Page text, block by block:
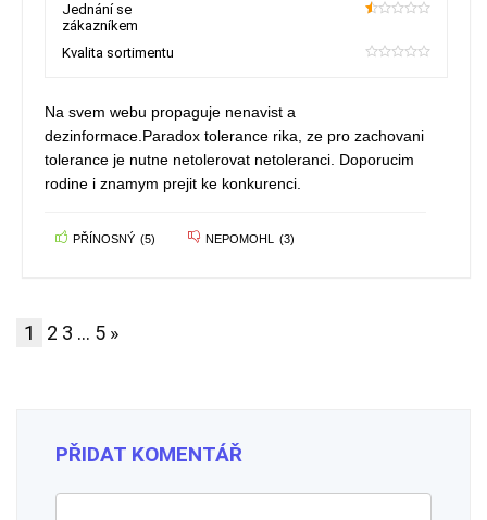
Jednání se
zákazníkem
Kvalita sortimentu
Na svem webu propaguje nenavist a
dezinformace.Paradox tolerance rika, ze pro zachovani
tolerance je nutne netolerovat netoleranci. Doporucim
rodine i znamym prejit ke konkurenci.
PŘÍNOSNÝ (5) NEPOMOHL (3)
1 2 3 … 5 »
PŘIDAT KOMENTÁŘ